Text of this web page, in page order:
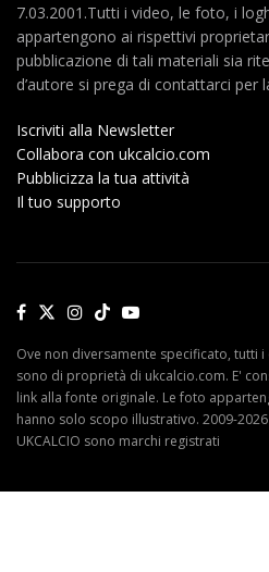
7.03.2001.Tutti i video, le foto, i
appartengono ai rispettivi
pubblicazione di tali materiali sia
d’autore si prega di contattarci
Iscriviti alla Newsletter
Collabora con ukcalcio.com
Pubblicizza la tua attività
Il tuo supporto
Ove non diversamente specificato, tutti
sono di proprietà di ukcalcio.com. E'
link alla fonte originale. Le foto
hanno solo scopo illustrativo. 2009-
UKCALCIO sono marchi registrati